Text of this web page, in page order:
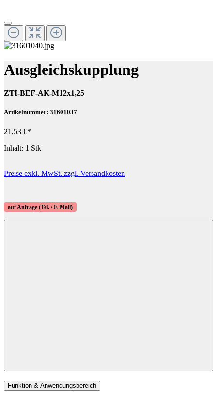
Ausgleichskupplung
ZTI-BEF-AK-M12x1,25
Artikelnummer: 31601037
21,53 €*
Inhalt: 1 Stk
Preise exkl. MwSt. zzgl. Versandkosten
auf Anfrage (Tel. / E-Mail)
Funktion & Anwendungsbereich